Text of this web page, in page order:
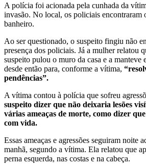
A polícia foi acionada pela cunhada da
invasão. No local, os policiais encontraram
banheiro.
Ao ser questionado, o suspeito fingiu não
presença dos policiais. Já a mulher relatou
suspeito pulou o muro da casa e a manteve
desde então para, conforme a vítima,
pendências”.
A vítima contou à polícia que sofreu
suspeito dizer que não deixaria lesões
várias ameaças de morte, como dizer
com vida.
Essas ameaças e agressões seguiram noite
manhã, segundo a vítima. Ela relatou que
perna esquerda, nas costas e na cabeça.